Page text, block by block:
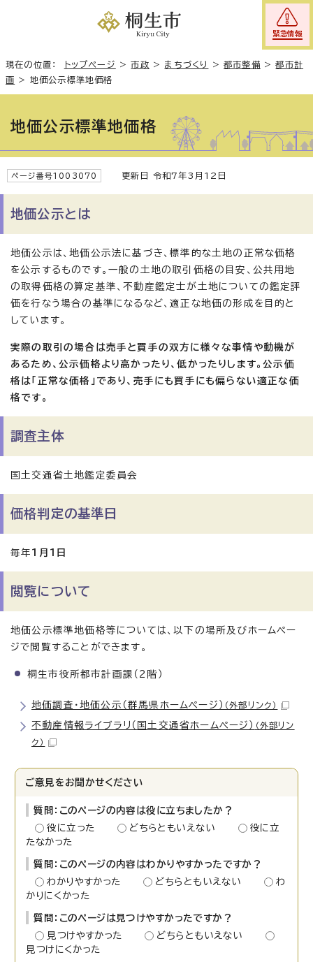
緊急情報
現在の位置： トップページ >市政 > まちづくり >都市整備 >都市計
画 > 地価公示標準地価格
地価公示標準地価格
ページ番号1003070 更新日 令和7年3月12日
地価公示とは
地価公示は、地価公示法に基づき、標準的な土地の正常な価格
を公示するものです。一般の土地の取引価格の目安、公共用地
の取得価格の算定基準、不動産鑑定士が土地についての鑑定評
価を行なう場合の基準になるなど、適正な地価の形成を目的と
しています。
実際の取引の場合は売手と買手の双方に様々な事情や動機が
あるため、公示価格より高かったり、低かったりします。公示価
格は「正常な価格」であり、売手にも買手にも偏らない適正な価
格です。
調査主体
国土交通省土地鑑定委員会
価格判定の基準日
毎年 1月1日
閲覧について
地価公示標準地価格等については、以下の場所及びホームペー
ジで閲覧することができます。
桐生市役所都市計画課（2階）
地価調査・地価公示（群馬県ホームページ） （外部リンク）
不動産情報ライブラリ（国土交通省ホームページ） （外部リン
ク）
ご意見をお聞かせください
質問：このページの内容は役に立ちましたか？
役に立った
どちらともいえない
役に立
たなかった
質問：このページの内容はわかりやすかったですか？
わかりやすかった
どちらともいえない
わ
かりにくかった
質問：このページは見つけやすかったですか？
見つけやすかった
どちらともいえない
見つけにくかった